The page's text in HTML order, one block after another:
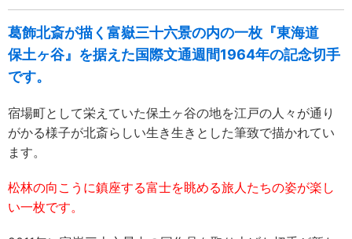
葛飾北斎が描く富嶽三十六景の内の一枚『東海道
保土ヶ谷』を据えた国際文通週間1964年の記念切手
です。
宿場町として栄えていた保土ヶ谷の地を江戸の人々が通り
がかる様子が北斎らしい生き生きとした筆致で描かれてい
ます。
松林の向こうに鎮座する富士を眺める旅人たちの姿が楽し
い一枚です。